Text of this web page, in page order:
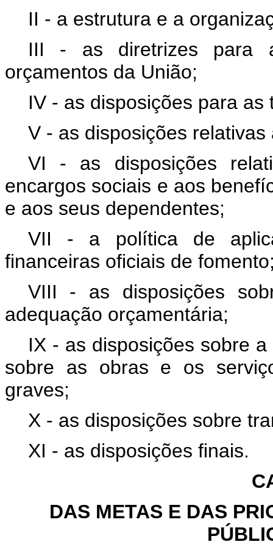
II - a estrutura e a
III - as diretrizes para
orçamentos da União;
IV - as disposições para as
V - as disposições
VI - as disposições
encargos sociais e aos
e aos seus dependentes;
VII - a política de
financeiras oficiais de
VIII - as disposições
adequação orçamentária;
IX - as disposições sobre
sobre as obras e os
graves;
X - as disposições sobre
XI - as disposições finais.
DAS METAS E DAS